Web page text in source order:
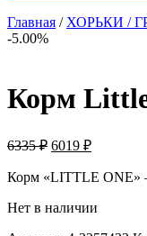
Главная / ХОРЬКИ /
-5.00%
Корм Little
6335₽ Первоначальная
составляла
6019 ₽Текущая
6019 ₽.
Корм «LITTLE ONE»
Нет в наличии